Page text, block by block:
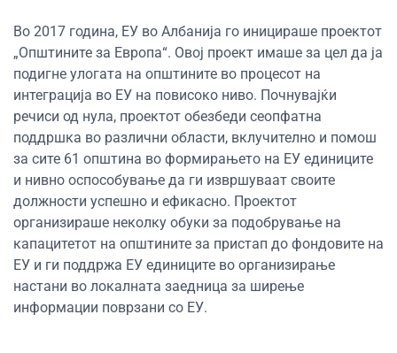
Во 2017 година, ЕУ во Албанија го иницираше проектот
„Општините за Европа“. Овој проект имаше за цел да ја
подигне улогата на општините во процесот на
интеграција во ЕУ на повисоко ниво. Почнувајќи
речиси од нула, проектот обезбеди сеопфатна
поддршка во различни области, вклучително и помош
за сите 61 општина во формирањето на ЕУ единиците
и нивно оспособување да ги извршуваат своите
должности успешно и ефикасно. Проектот
организираше неколку обуки за подобрување на
капацитетот на општините за пристап до фондовите на
ЕУ и ги поддржа ЕУ единиците во организирање
настани во локалната заедница за ширење
информации поврзани со ЕУ.